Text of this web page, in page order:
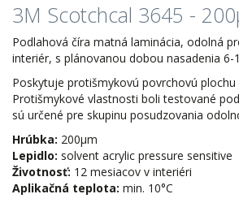
3M Scotchcal 3645 -
Podlahová číra matná laminácia, odolná
interiér, s plánovanou dobou nasadenia 6-
Poskytuje protišmykovú povrchovú plochu
Protišmykové vlastnosti boli testované
sú určené pre skupinu posudzovania
Hrúbka: 200μm
Lepidlo: solvent acrylic pressure sensitive
Životnosť: 12 mesiacov v interiéri
Aplikačná teplota: min. 10°C